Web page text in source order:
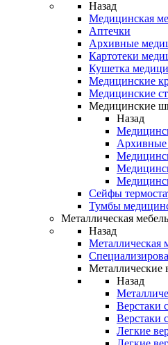
Назад
Медицинская
Аптечки
Архивные
Картотеки
Кушетка
Медицинские
Медицинские
Медицинские
Назад
Сейфы
Тумбы
Металлическая
Назад
Металлическая
Металлические
Назад
Верстаки
Верстаки
Легкие